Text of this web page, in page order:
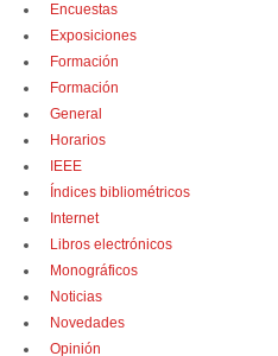
Encuestas
Exposiciones
Formación
Formación
General
Horarios
IEEE
Índices bibliométricos
Internet
Libros electrónicos
Monográficos
Noticias
Novedades
Opinión